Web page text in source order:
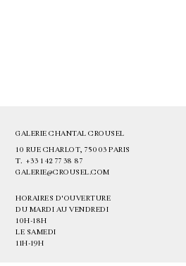
GALERIE CHANTAL CROUSEL
10 RUE CHARLOT, 75003 PARIS
T. +33 1 42 77 38 87
GALERIE@CROUSEL.COM
HORAIRES D'OUVERTURE
DU MARDI AU VENDREDI
10H-18H
LE SAMEDI
11H-19H